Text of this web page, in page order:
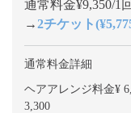
通常料金¥9,350/1回
→2チケット
通常料金詳細
ヘアアレンジ料金¥
3,300